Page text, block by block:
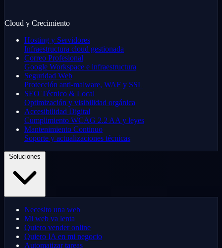
Cloud y Crecimiento
Hosting y Servidores
Infraestructura cloud gestionada
Correo Profesional
Google Workspace e infraestructura
Seguridad Web
Protección anti-malware, WAF y SSL
SEO Técnico & Local
Optimización y visibilidad orgánica
Accesibilidad Digital
Cumplimiento WCAG 2.2 AA y leyes
Mantenimiento Continuo
Soporte y actualizaciones técnicas
Necesito una web
Mi web va lenta
Quiero vender online
Quiero IA en mi negocio
Automatizar tareas